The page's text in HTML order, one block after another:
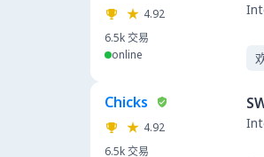
4.92
6.5k交易
online
Chicks
4.92
6.5k交易